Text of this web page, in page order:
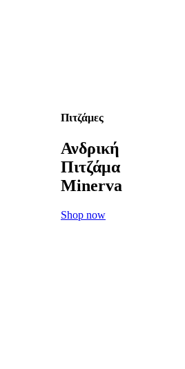
Πιτζάμες
Ανδρική
Πιτζάμα
Minerva
Shop now